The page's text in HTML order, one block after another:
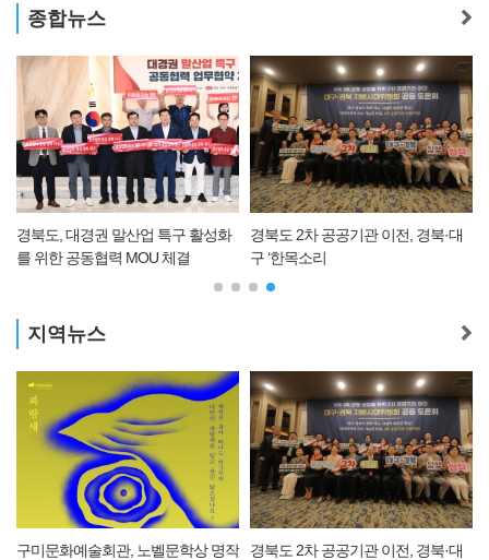
종합뉴스
경북도, 대경권 말산업 특구 활성화
를 위한 공동협력 MOU 체결
경북도 2차 공공기관 이전, 경북·대
구 ‘한목소리
지역뉴스
구미문화예술회관, 노벨문학상 명작
경북도 2차 공공기관 이전, 경북·대